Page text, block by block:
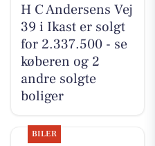
H C Andersens Vej
39 i Ikast er solgt
for 2.337.500 - se
køberen og 2
andre solgte
boliger
BILER